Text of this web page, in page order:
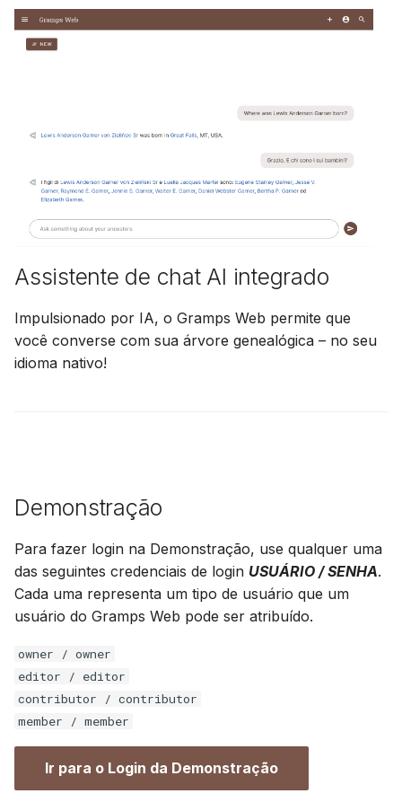
Assistente de chat AI integrado
Impulsionado por IA, o Gramps Web permite que
você converse com sua árvore genealógica – no seu
idioma nativo!
Demonstração
Para fazer login na Demonstração, use qualquer uma
das seguintes credenciais de login USUÁRIO / SENHA.
Cada uma representa um tipo de usuário que um
usuário do Gramps Web pode ser atribuído.
owner / owner
editor / editor
contributor / contributor
member / member
Ir para o Login da Demonstração